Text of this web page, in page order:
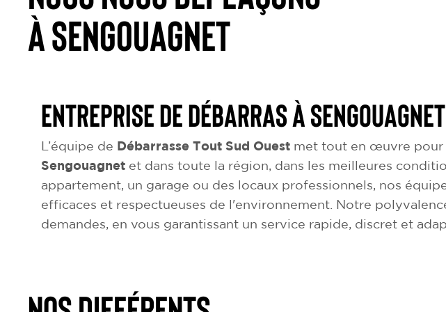
à Sengouagnet
Entreprise de débarras à Sengouagnet
L’équipe de Débarrasse Tout Sud Ouest met tout en œuvre pour
Sengouagnet et dans toute la région, dans les meilleures
appartement, un garage ou des locaux professionnels, nos
efficaces et respectueuses de l'environnement. Notre
demandes, en vous garantissant un service rapide, discret et